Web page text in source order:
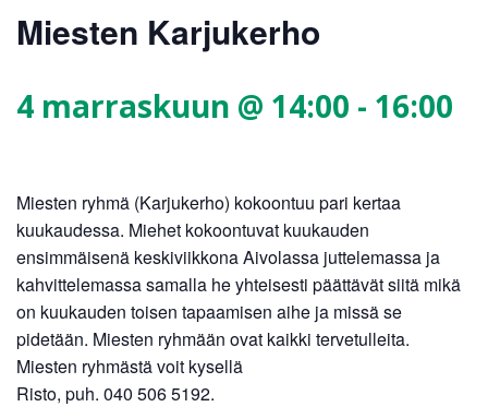
Miesten Karjukerho
4 marraskuun @ 14:00 - 16:00
Miesten ryhmä (Karjukerho) kokoontuu pari kertaa
kuukaudessa. Miehet kokoontuvat kuukauden
ensimmäisenä keskiviikkona Aivolassa juttelemassa ja
kahvittelemassa samalla he yhteisesti päättävät siitä mikä
on kuukauden toisen tapaamisen aihe ja missä se
pidetään. Miesten ryhmään ovat kaikki tervetulleita.
Miesten ryhmästä voit kysellä
Risto, puh. 040 506 5192.